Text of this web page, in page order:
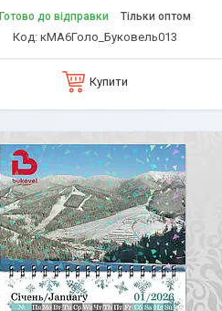
Готово до відправки Тільки оптом
кМА6Голо_Буковель013
Купити